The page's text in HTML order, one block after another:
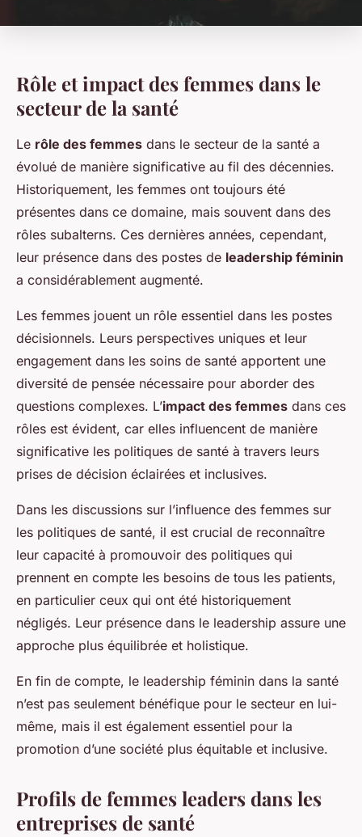
Rôle et impact des femmes dans le
secteur de la santé
Le rôle des femmes dans le secteur de la santé a
évolué de manière significative au fil des décennies.
Historiquement, les femmes ont toujours été
présentes dans ce domaine, mais souvent dans des
rôles subalterns. Ces dernières années, cependant,
leur présence dans des postes de leadership féminin
a considérablement augmenté.
Les femmes jouent un rôle essentiel dans les postes
décisionnels. Leurs perspectives uniques et leur
engagement dans les soins de santé apportent une
diversité de pensée nécessaire pour aborder des
questions complexes. L’impact des femmes dans ces
rôles est évident, car elles influencent de manière
significative les politiques de santé à travers leurs
prises de décision éclairées et inclusives.
Dans les discussions sur l’influence des femmes sur
les politiques de santé, il est crucial de reconnaître
leur capacité à promouvoir des politiques qui
prennent en compte les besoins de tous les patients,
en particulier ceux qui ont été historiquement
négligés. Leur présence dans le leadership assure une
approche plus équilibrée et holistique.
En fin de compte, le leadership féminin dans la santé
n’est pas seulement bénéfique pour le secteur en lui-
même, mais il est également essentiel pour la
promotion d’une société plus équitable et inclusive.
Profils de femmes leaders dans les
entreprises de santé